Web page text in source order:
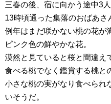
三春の後、宿に向かう途中3人
13時頃通った集落のおばあさ
例年はまだ咲かない桃の花が
ピンク色の鮮やかな花。
漠然と見ていると桜と間違え
食べる桃でなく鑑賞する桃と
小さな桃の実がなり食べられ
いそうだ。